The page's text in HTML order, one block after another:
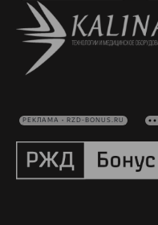
РЕКЛАМА • RZD-BONUS.RU